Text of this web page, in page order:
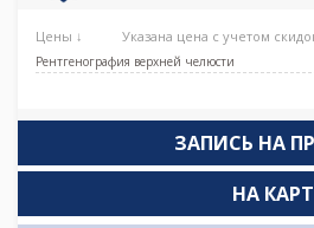
Цены ↓ Указана цена с учетом
Рентгенография верхней челюсти
ЗАПИСЬ НА
НА